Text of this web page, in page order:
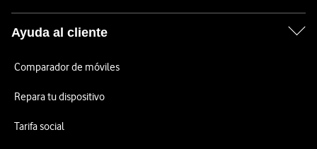
Ayuda al cliente
Comparador de móviles
Repara tu dispositivo
Tarifa social